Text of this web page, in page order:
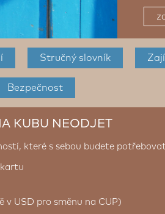
Stručný slovník
Bezpečnost
KUBU NEODJET
které s sebou budete
USD pro směnu na CUP)